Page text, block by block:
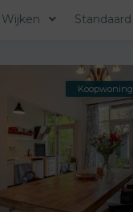
Wijken Standaard
Koopwoning